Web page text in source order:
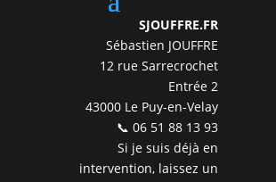
SJOUFFRE.FR
Sébastien JOUFFRE
12 rue Sarrecrochet
Entrée 2
43000 Le Puy-en-Velay
📞 06 51 88 13 93
Si je suis déjà en
intervention, laissez un